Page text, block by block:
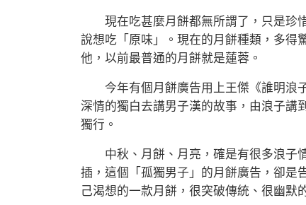
現在吃甚麼月餅都無所謂了，只是珍惜
說想吃「原味」。現在的月餅種類，多得
他，以前最普通的月餅就是蓮蓉。
今年有個月餅廣告用上王傑《誰明浪子
深情的獨白去講男子漢的故事，由浪子講
獨行。
中秋、月餅、月亮，確是有很多浪子
插，這個「孤獨男子」的月餅廣告，卻是
己渴想的一款月餅，很突破傳統、很幽默